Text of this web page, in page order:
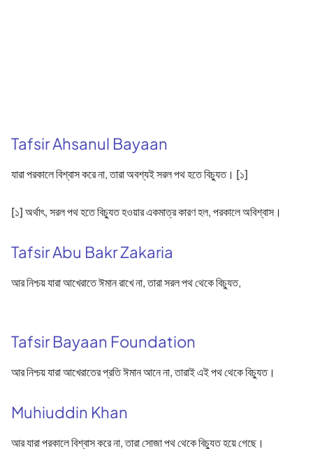
Tafsir Ahsanul Bayaan
যারা পরকালে বিশ্বাস করে না, তারা অবশ্যই সরল পথ হতে বিচ্যুত। [১]
[১] অর্থাৎ, সরল পথ হতে বিচ্যুত হওয়ার একমাত্র কারণ হল, পরকালে অবিশ্বাস।
Tafsir Abu Bakr Zakaria
আর নিশ্চয় যারা আখেরাতে ঈমান রাখে না, তারা সরল পথ থেকে বিচ্যুত,
Tafsir Bayaan Foundation
আর নিশ্চয় যারা আখেরাতের প্রতি ঈমান আনে না, তারাই এই পথ থেকে বিচ্যুত।
Muhiuddin Khan
আর যারা পরকালে বিশ্বাস করে না, তারা সোজা পথ থেকে বিচ্যুত হয়ে গেছে।